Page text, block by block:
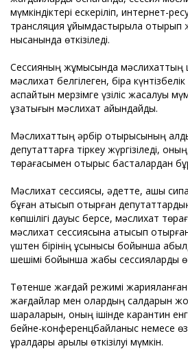
мүмкіндіктері ескеріліп, интернет-
трансляция ұйымдастырыла отырып
нысанында өткізіледі.
Сессияның жұмысында мәслихаттың
мәслихат белгілеген, бірақ
аспайтын мерзімге үзіліс жасалуы
ұзақтығын мәслихат айқындайды.
Мәслихаттың әрбір отырысының
депутаттарға тіркеу жүргізіледі,
төрағасымен отырыс басталардан
Мәслихат сессиясы, әдетте, ашық
бұған қатысып отырған
көпшілігі дауыс берсе, мәслихат
мәслихат сессиясына қатысып
үштен бірінің ұсынысы бойынша
шешімі бойынша жабық сессияларды
Төтенше жағдай режимі
жағдайлар мен олардың салдарын
шараларын, оның ішінде карантин
бейне-конференцбайланыс немесе
құралдары арқылы өткізілуі мүмкін.